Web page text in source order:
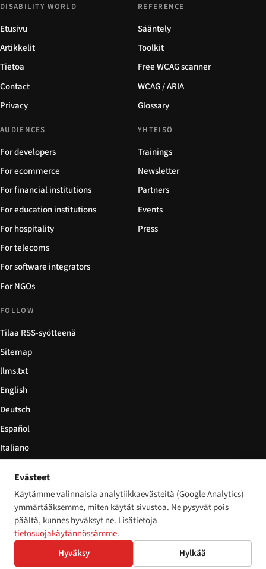
DISABILITY WORLD
Etusivu
Artikkelit
Tietoa
Contact
Privacy
REFERENCE
Sääntely
Toolkit
Free WCAG scanner
WCAG / ARIA
Glossary
AUDIENCES
For developers
For ecommerce
For financial institutions
For education institutions
For hospitality
For telecoms
For software integrators
For NGOs
YHTEISÖ
Trainings
Newsletter
Partners
Events
Press
FOLLOW
Tilaa RSS-syötteenä
Sitemap
llms.txt
English
Deutsch
Español
Italiano
© 2026 Disability World. Kaikki oikeudet pidätetään. Cookie settings
DeutschEspañol PolskiFrançais
Evästeet
Käytämme valinnaisia analytiikkaevästeitä (Google Analytics)
ymmärtääksemme, miten käytät sivustoa. Ne pysyvät pois
päältä, kunnes hyväksyt ne. Lisätietoja
tietosuojakäytännössämme.
Hyväksy
Hylkää